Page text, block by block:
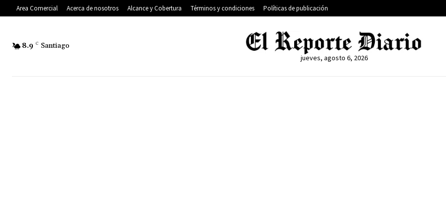
Area Comercial Acerca de nosotros Alcance y Cobertura Términos y condiciones Políticas de publicación
8.9 C Santiago
jueves, agosto 6, 2026